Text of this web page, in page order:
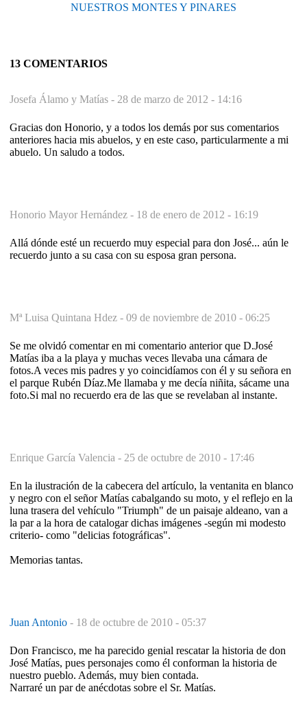
NUESTROS MONTES Y PINARES
13 COMENTARIOS
Josefa Álamo y Matías - 28 de marzo de 2012 - 14:16
Gracias don Honorio, y a todos los demás por sus comentarios
anteriores hacia mis abuelos, y en este caso, particularmente a mi
abuelo. Un saludo a todos.
Honorio Mayor Hernández - 18 de enero de 2012 - 16:19
Allá dónde esté un recuerdo muy especial para don José... aún le
recuerdo junto a su casa con su esposa gran persona.
Mª Luisa Quintana Hdez - 09 de noviembre de 2010 - 06:25
Se me olvidó comentar en mi comentario anterior que D.José
Matías iba a la playa y muchas veces llevaba una cámara de
fotos.A veces mis padres y yo coincidíamos con él y su señora en
el parque Rubén Díaz.Me llamaba y me decía niñita, sácame una
foto.Si mal no recuerdo era de las que se revelaban al instante.
Enrique García Valencia - 25 de octubre de 2010 - 17:46
En la ilustración de la cabecera del artículo, la ventanita en blanco
y negro con el señor Matías cabalgando su moto, y el reflejo en la
luna trasera del vehículo "Triumph" de un paisaje aldeano, van a
la par a la hora de catalogar dichas imágenes -según mi modesto
criterio- como "delicias fotográficas".
Memorias tantas.
Juan Antonio - 18 de octubre de 2010 - 05:37
Don Francisco, me ha parecido genial rescatar la historia de don
José Matías, pues personajes como él conforman la historia de
nuestro pueblo. Además, muy bien contada.
Narraré un par de anécdotas sobre el Sr. Matías.